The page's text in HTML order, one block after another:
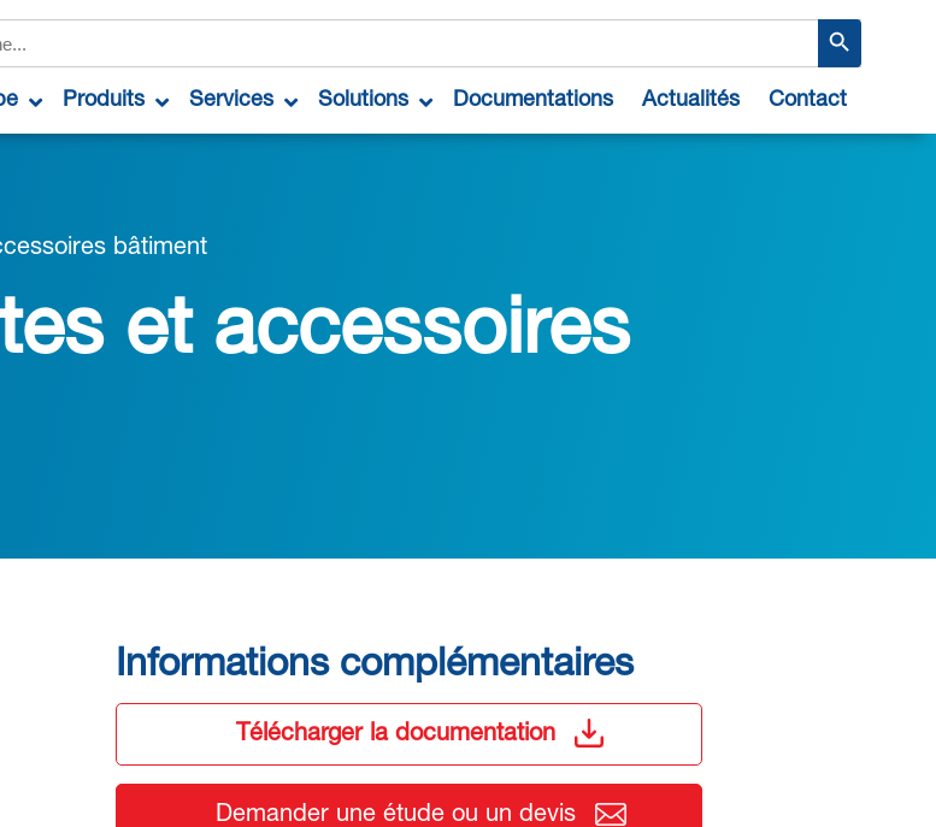
Search Button
Produits Services Solutions Documentations Actualités Contact
bâtiment
et accessoires
Informations complémentaires
Télécharger la documentation
Demander une étude ou un devis